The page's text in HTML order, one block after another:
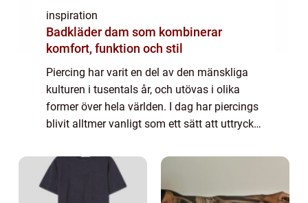
inspiration
Badkläder dam som kombinerar
komfort, funktion och stil
Piercing har varit en del av den mänskliga
kulturen i tusentals år, och utövas i olika
former över hela världen. I dag har piercings
blivit alltmer vanligt som ett sätt att uttrycka